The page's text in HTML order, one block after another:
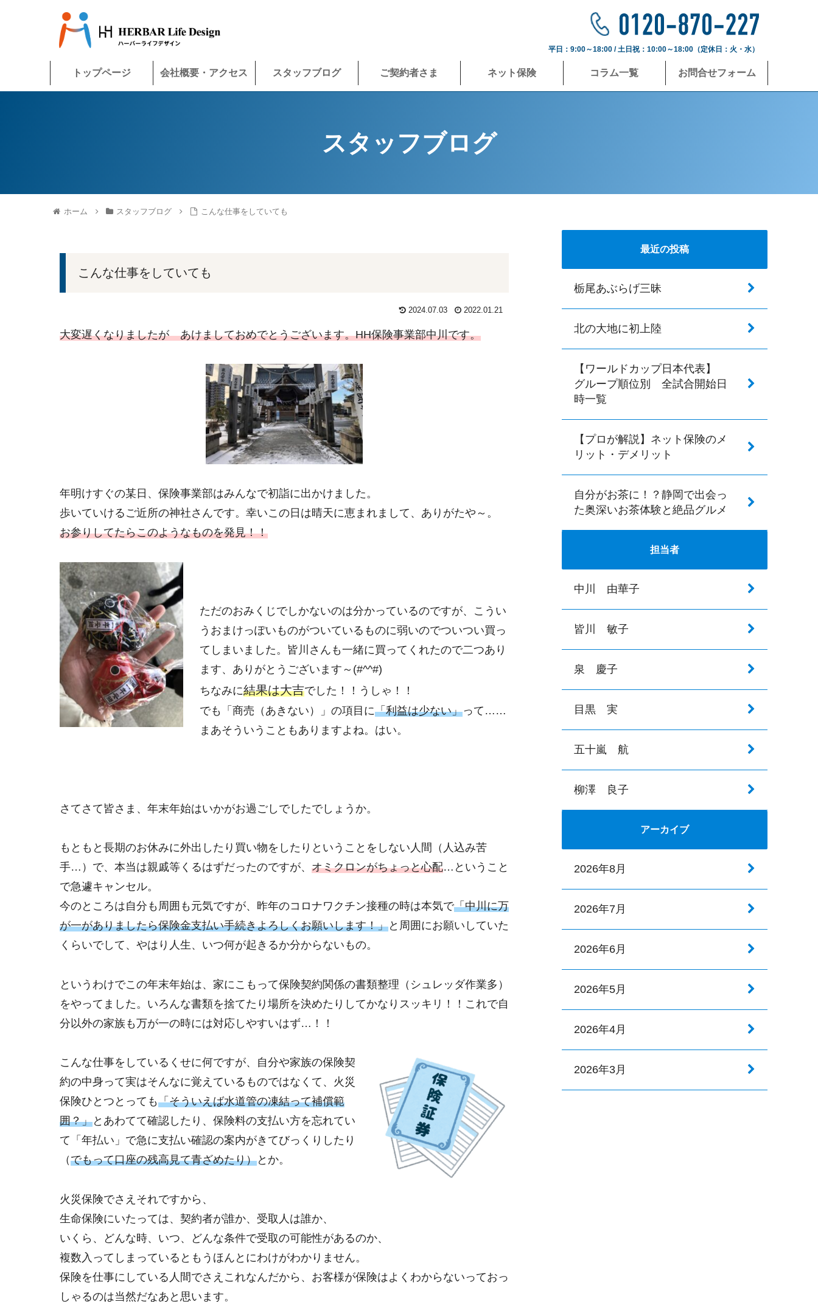
平日：9:00～18:00 / 土日祝：10:00～18:00（定休日：火・水）
トップページ 会社概要・アクセス スタッフブログ ご契約者さま ネット保険 コラム一覧 お問合せフォーム
スタッフブログ
ホーム スタッフブログ こんな仕事をしていても
こんな仕事をしていても
2024.07.03 2022.01.21
大変遅くなりましたが あけましておめでとうございます。HH保険事業部中川です。
年明けすぐの某日、保険事業部はみんなで初詣に出かけました。
歩いていけるご近所の神社さんです。幸いこの日は晴天に恵まれまして、ありがたや～。
お参りしてたらこのようなものを発見！！
ただのおみくじでしかないのは分かっているのですが、こうい
うおまけっぽいものがついているものに弱いのでついつい買っ
てしまいました。皆川さんも一緒に買ってくれたので二つあり
ます、ありがとうございます～(#^^#)
ちなみに結果は大吉でした！！うしゃ！！
でも「商売（あきない）」の項目に「利益は少ない」って……
まあそういうこともありますよね。はい。
さてさて皆さま、年末年始はいかがお過ごしでしたでしょうか。
もともと長期のお休みに外出したり買い物をしたりということをしない人間（人込み苦
手…）で、本当は親戚等くるはずだったのですが、 オミクロンがちょっと心配…ということ
で急遽キャンセル。
今のところは自分も周囲も元気ですが、昨年のコロナワクチン接種の時は本気で「中川に万
が一がありましたら保険金支払い手続きよろしくお願いします！」と周囲にお願いしていた
くらいでして、やはり人生、いつ何が起きるか分からないもの。
というわけでこの年末年始は、家にこもって保険契約関係の書類整理（シュレッダ作業多）
をやってました。いろんな書類を捨てたり場所を決めたりしてかなりスッキリ！！これで自
分以外の家族も万が一の時には対応しやすいはず…！！
こんな仕事をしているくせに何ですが、自分や家族の保険契
約の中身って実はそんなに覚えているものではなくて、火災
保険ひとつとっても「そういえば水道管の凍結って補償範
囲？」とあわてて確認したり、保険料の支払い方を忘れてい
て「年払い」で急に支払い確認の案内がきてびっくりしたり
（でもって口座の残高見て青ざめたり）とか。
火災保険でさえそれですから、
生命保険にいたっては、契約者が誰か、受取人は誰か、
いくら、どんな時、いつ、どんな条件で受取の可能性があるのか、
複数入ってしまっているともうほんとにわけがわかりません。
保険を仕事にしている人間でさえこれなんだから、お客様が保険はよくわからないっておっ
しゃるのは当然だなあと思います。
最近の投稿
栃尾あぶらげ三昧
北の大地に初上陸
【ワールドカップ日本代表】
グループ順位別 全試合開始日
時一覧
【プロが解説】ネット保険のメ
リット・デメリット
自分がお茶に！？静岡で出会っ
た奥深いお茶体験と絶品グルメ
担当者
中川 由華子
皆川 敏子
泉 慶子
目黒 実
五十嵐 航
柳澤 良子
アーカイブ
2026年8月
2026年7月
2026年6月
2026年5月
2026年4月
2026年3月